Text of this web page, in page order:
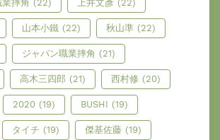
摔角 (22) 上井文彥 (22)
山本小鐵 (22) 秋山準 (22)
ジャパン職業摔角 (21)
高木三四郎 (21) 西村修 (20)
2020 (19) BUSHI (19)
タイチ (19) 傑基佐藤 (19)